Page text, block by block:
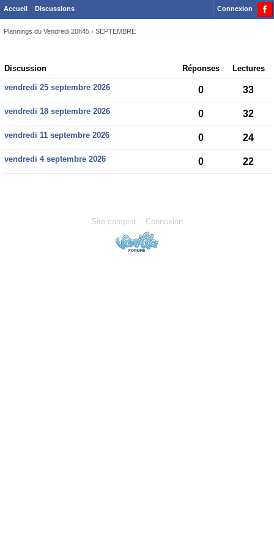
Accueil Discussions Connexion
Plannings du Vendredi 20h45 › SEPTEMBRE
Discussion
List
Discussion Réponses Lectures
vendredi 25 septembre 2026 0 33
vendredi 18 septembre 2026 0 32
vendredi 11 septembre 2026 0 24
vendredi 4 septembre 2026 0 22
Site complet Connexion